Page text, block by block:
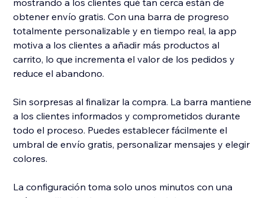
mostrando a los clientes qué tan cerca están de
obtener envío gratis. Con una barra de progreso
totalmente personalizable y en tiempo real, la app
motiva a los clientes a añadir más productos al
carrito, lo que incrementa el valor de los pedidos y
reduce el abandono.
Sin sorpresas al finalizar la compra. La barra mantiene
a los clientes informados y comprometidos durante
todo el proceso. Puedes establecer fácilmente el
umbral de envío gratis, personalizar mensajes y elegir
colores.
La configuración toma solo unos minutos con una